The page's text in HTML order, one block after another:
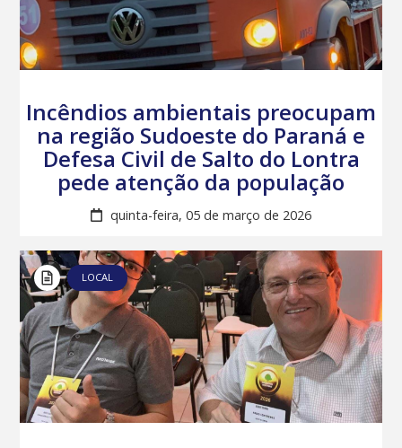
Incêndios ambientais preocupam
na região Sudoeste do Paraná e
Defesa Civil de Salto do Lontra
pede atenção da população
quinta-feira, 05 de março de 2026
LOCAL